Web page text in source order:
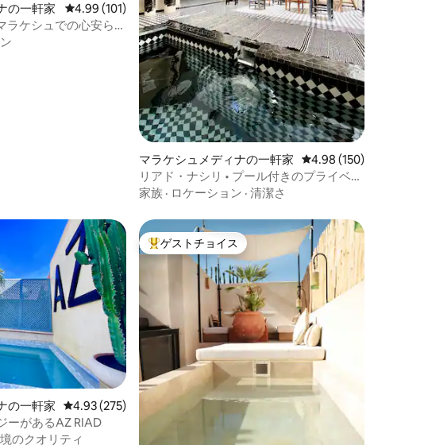
平均評価
の一軒家 レビュー101件、5つ星中4.99つ星の平均評価
4.99 (101)
ラケシュでの心安らぐ
マラケシュメディナの一軒家 レビュー150件、5つ
4.98 (150)
リアド・ナシリ • プール付きのプライベー
トで快適なデザイナーズリアド
家族 · ロケーション · 清潔さ
の平均評価
の一軒家 レビュー275件、5つ星中4.93つ星の平均評価
4.93 (275)
ーがあるAZ RIAD
のクオリティ
大好評のゲストチョイスです。
ゲストチョイス